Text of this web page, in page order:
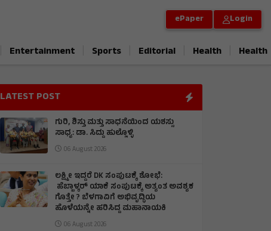
ePaper Login
Entertainment Sports Editorial Health Health
LATEST POST
ಗುರಿ, ಶಿಸ್ತು ಮತ್ತು ಸಾಧನೆಯಿಂದ ಯಶಸ್ಸು
ಸಾಧ್ಯ: ಡಾ. ಸಿದ್ದು ಹುಲ್ಲೊಳ್ಳಿ
06 August 2026
ಲಕ್ಷ್ಮೀ ಇದ್ದರೆ DK ಸಂಪುಟಕ್ಕೆ ಶೋಭೆ:
ಹೆಬ್ಬಾಳ್ಕರ್ ಯಾಕೆ ಸಂಪುಟಕ್ಕೆ ಅತ್ಯಂತ ಅವಶ್ಯಕ
ಗೊತ್ತೇ ? ಬೆಳಗಾವಿಗೆ ಅಭಿವೃದ್ಧಿಯ
ಹೊಳೆಯನ್ನೇ ಹರಿಸಿದ್ದ ಮಹಾನಾಯಕಿ
06 August 2026